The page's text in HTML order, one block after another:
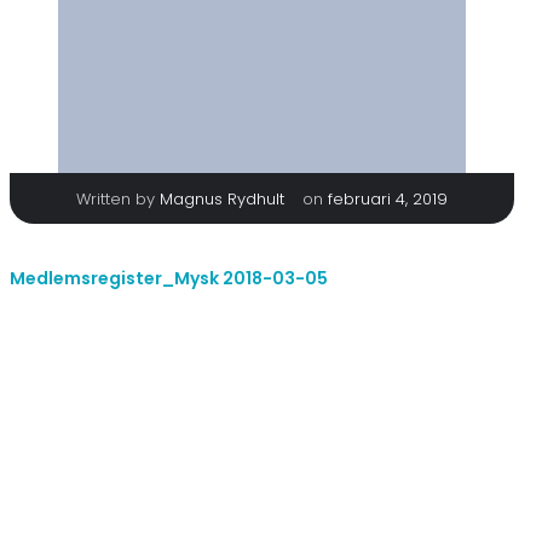
Written by Magnus Rydhult on februari 4, 2019
Medlemsregister_Mysk 2018-03-05